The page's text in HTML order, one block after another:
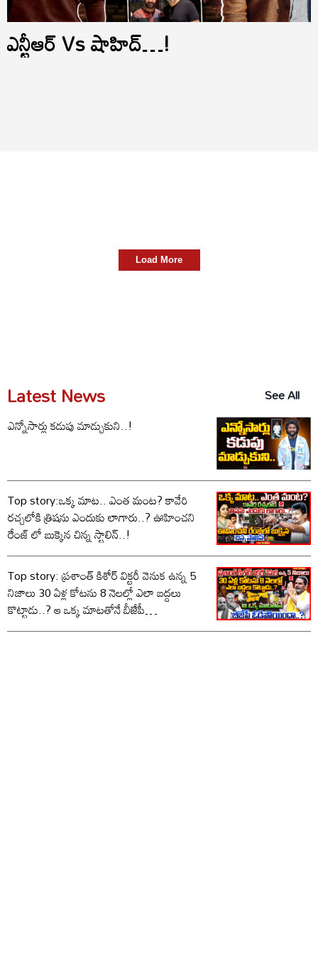
ఎన్టీఆర్ Vs షాహిద్…!
Load More
Latest News
See All
ఎన్నోసార్లు కడుపు మాడ్చుకుని..!
Top story:ఒక్క మాట.. ఎంత మంట? కావేరి
రచ్చలోకి త్రిషను ఎందుకు లాగారు..? ఊహించని
రేంజ్ లో బుక్కైన చిన్న స్టాలిన్..!
Top story: ప్రశాంత్ కిశోర్ విక్టరీ వెనుక ఉన్న 5
నిజాలు 30 ఏళ్ల కోటను 8 నెలల్లో ఎలా బద్దలు
కొట్టాడు..? ఆ ఒక్క మాటతోనే బీజేపీ
ఓడిపోయిందా..?